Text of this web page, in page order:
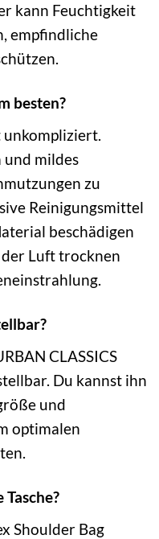
kann Feuchtigkeit
empfindliche
besten?
unkompliziert.
und mildes
zu
Reinigungsmittel
beschädigen
der Luft trocknen
CLASSICS
Du kannst ihn
und
optimalen
Shoulder Bag